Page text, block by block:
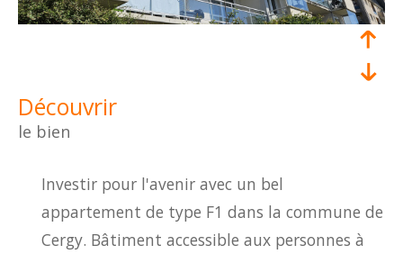
découvrir
le bien
Investir pour l'avenir avec un bel
appartement de type F1 dans la commune de
Cergy. Bâtiment accessible aux personnes à